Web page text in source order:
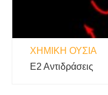
ΧΗΜΙΚΉ ΟΥΣΊΑ
Ε2 Αντιδράσεις